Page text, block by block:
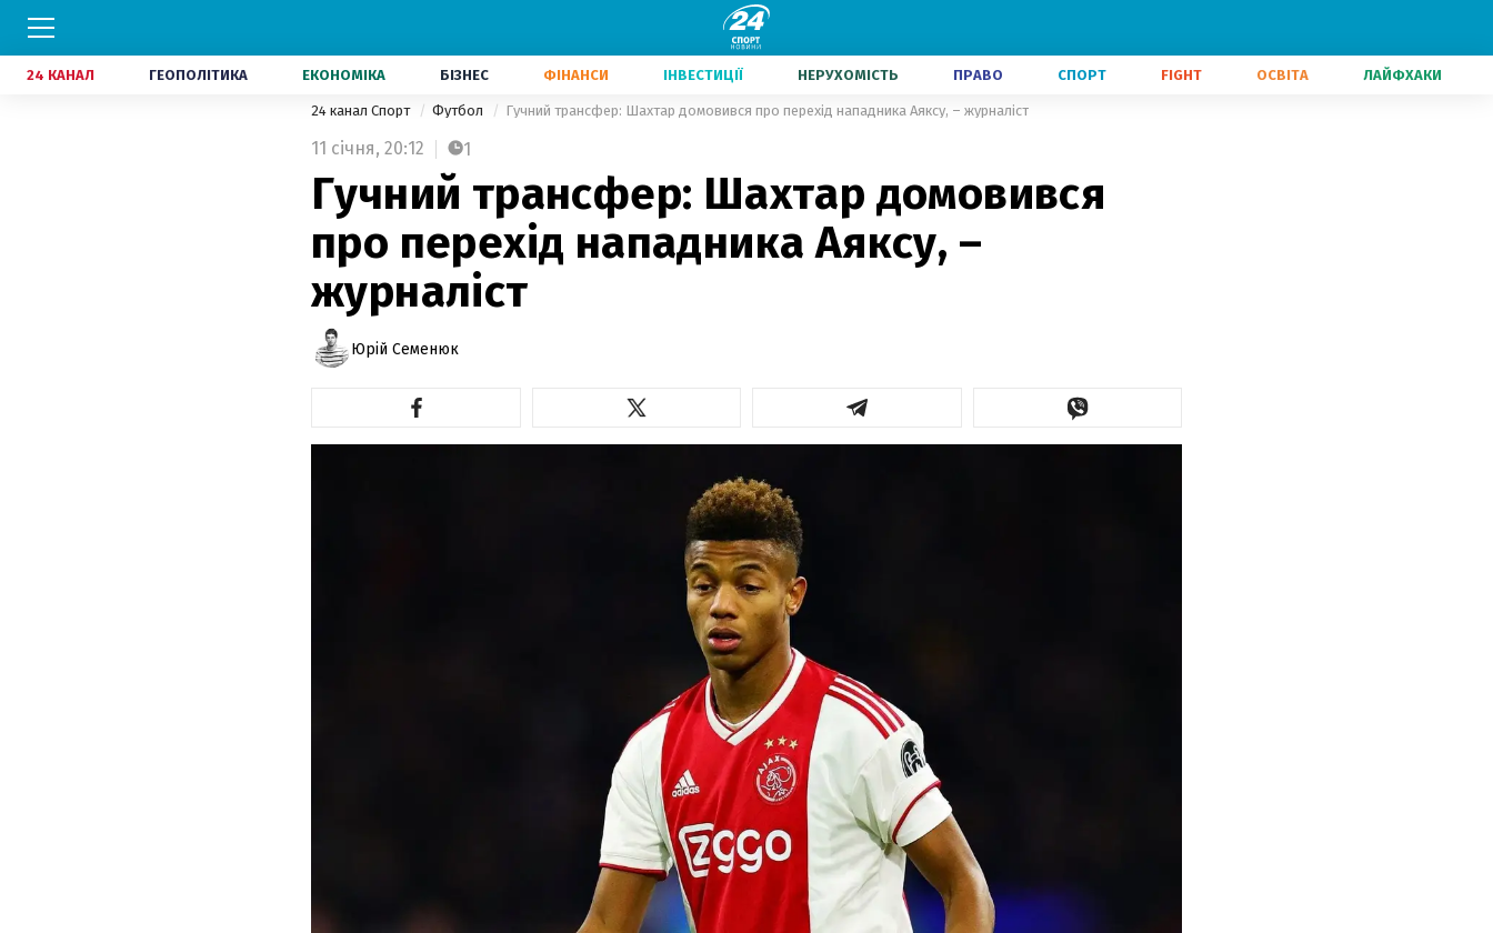
24 КАНАЛ ГЕОПОЛІТИКА ЕКОНОМІКА БІЗНЕС ФІНАНСИ ІНВЕСТИЦІЇ НЕРУХОМІСТЬ ПРАВО СПОРТ FIGHT ОСВІТА ЛАЙФХАКИ
24 канал Спорт Футбол Гучний трансфер: Шахтар домовився про перехід нападника Аяксу, – журналіст
11 січня, 20:12 1
Гучний трансфер: Шахтар домовився
про перехід нападника Аяксу, –
журналіст
Юрій Семенюк